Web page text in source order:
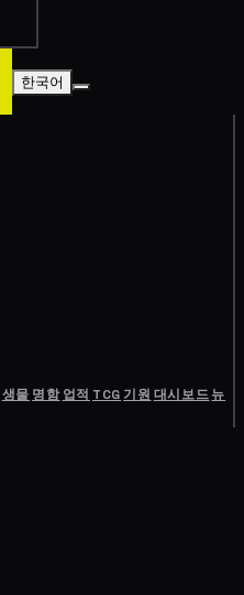
한국어
생물 명함 업적 TCG기원 대시보드뉴